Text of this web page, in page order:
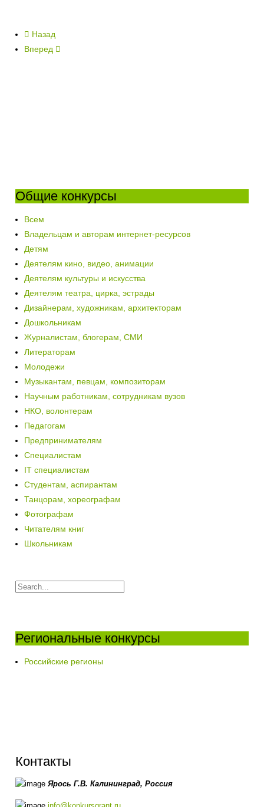
Назад
Вперед
Общие конкурсы
Всем
Владельцам и авторам интернет-ресурсов
Детям
Деятелям кино, видео, анимации
Деятелям культуры и искусства
Деятелям театра, цирка, эстрады
Дизайнерам, художникам, архитекторам
Дошкольникам
Журналистам, блогерам, СМИ
Литераторам
Молодежи
Музыкантам, певцам, композиторам
Научным работникам, сотрудникам вузов
НКО, волонтерам
Педагогам
Предпринимателям
Специалистам
IT специалистам
Студентам, аспирантам
Танцорам, хореографам
Фотографам
Читателям книг
Школьникам
Региональные конкурсы
Российские регионы
Контакты
Ярось Г.В.Калининград,Россия